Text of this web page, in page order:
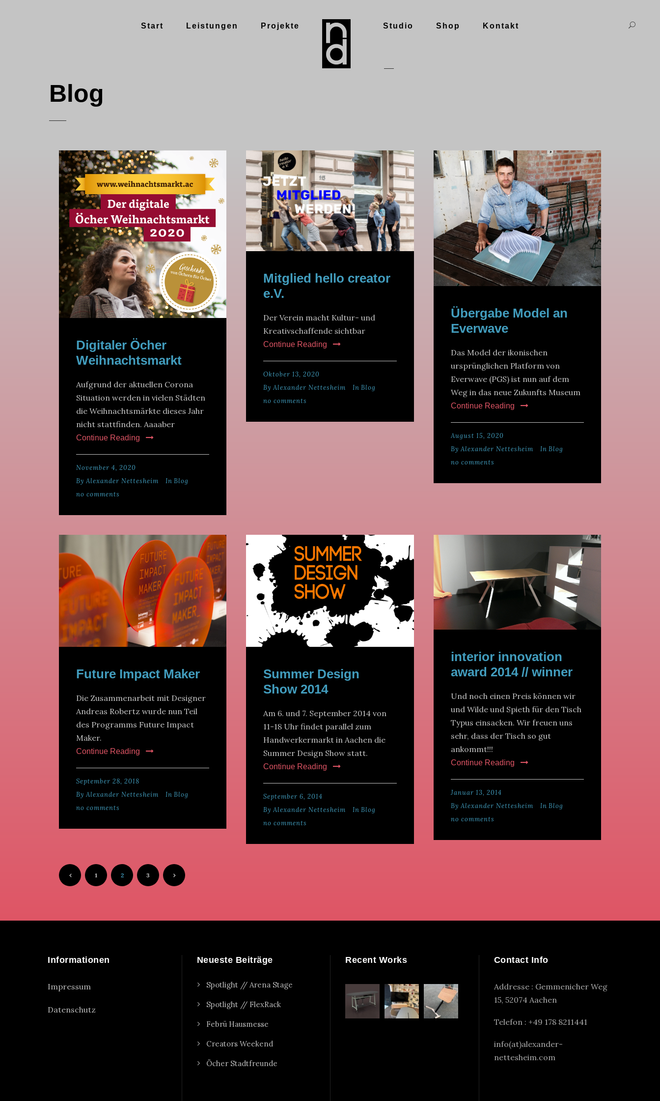
Start Leistungen Projekte Studio Shop Kontakt
Blog
Digitaler Öcher
Weihnachtsmarkt
Aufgrund der aktuellen Corona
Situation werden in vielen Städten
die Weihnachtsmärkte dieses Jahr
nicht stattfinden. Aaaaber
Continue Reading
November 4, 2020
By Alexander Nettesheim In Blog
no comments
Mitglied hello creator
e.V.
Der Verein macht Kultur- und
Kreativschaffende sichtbar
Continue Reading
Oktober 13, 2020
By Alexander Nettesheim In Blog
no comments
Übergabe Model an
Everwave
Das Model der ikonischen
ursprünglichen Platform von
Everwave (PGS) ist nun auf dem
Weg in das neue Zukunfts Museum
Continue Reading
August 15, 2020
By Alexander Nettesheim In Blog
no comments
Future Impact Maker
Die Zusammenarbeit mit Designer
Andreas Robertz wurde nun Teil
des Programms Future Impact
Maker.
Continue Reading
September 28, 2018
By Alexander Nettesheim In Blog
no comments
Summer Design
Show 2014
Am 6. und 7. September 2014 von
11-18 Uhr findet parallel zum
Handwerkermarkt in Aachen die
Summer Design Show statt.
Continue Reading
September 6, 2014
By Alexander Nettesheim In Blog
no comments
interior innovation
award 2014 // winner
Und noch einen Preis können wir
und Wilde und Spieth für den Tisch
Typus einsacken. Wir freuen uns
sehr, dass der Tisch so gut
ankommt!!!
Continue Reading
Januar 13, 2014
By Alexander Nettesheim In Blog
no comments
1 2 3
Informationen
Impressum
Datenschutz
Neueste Beiträge
Spotlight // Arena Stage
Spotlight // FlexRack
Febrü Hausmesse
Creators Weekend
Öcher Stadtfreunde
Recent Works Contact Info
Addresse : Gemmenicher Weg
15, 52074 Aachen
Telefon : +49 178 8211441
info(at)alexander-
nettesheim.com